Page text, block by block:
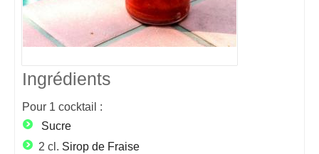
Ingrédients
Pour 1 cocktail :
Sucre
2 cl. Sirop de Fraise